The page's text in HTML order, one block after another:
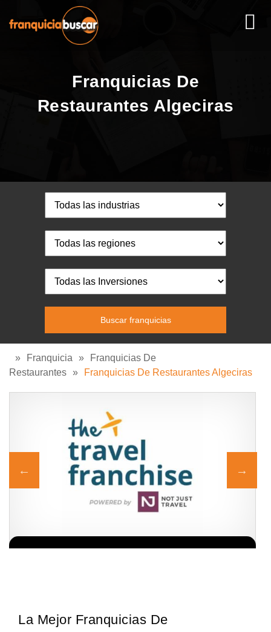
Franquicias De
Restaurantes Algeciras
» Franquicia »
Franquicias De
Restaurantes » Franquicias De Restaurantes Algeciras
La Mejor Franquicias De